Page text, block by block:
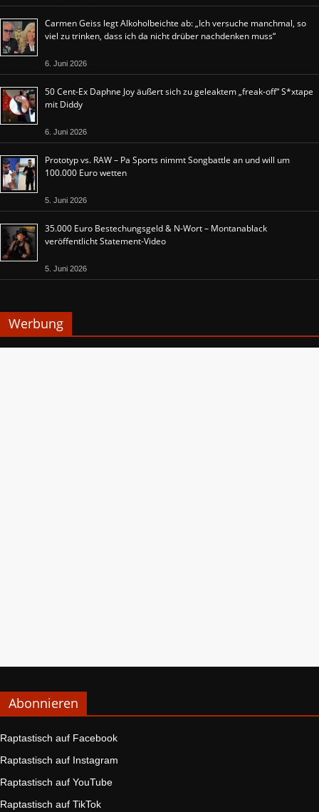
Carmen Geiss legt Alkoholbeichte ab: „Ich versuche manchmal, so
viel zu trinken, dass ich da nicht drüber nachdenken muss“
6. Juni 2026
50 Cent-Ex Daphne Joy äußert sich zu geleaktem „freak-off“ S*xtape
mit Diddy
6. Juni 2026
Prototyp vs. RAW – Pa Sports nimmt Songbattle an und will um
100.000 Euro wetten
5. Juni 2026
35.000 Euro Bestechungsgeld & N-Wort – Montanablack
veröffentlicht Statement-Video
5. Juni 2026
Werbung
Abonnieren
Raptastisch auf Facebook
Raptastisch auf Instagram
Raptastisch auf YouTube
Raptastisch auf TikTok